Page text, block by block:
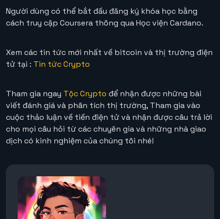
Người dùng có thể bắt đầu đăng ký khóa học bằng
cách truy cập Coursera thông qua Học viện Cardano.
Xem các tin tức mới nhất về bitcoin và thị trường điện
tử tại : Tin tức Crypto
Tham gia ngay Tộc Crypto để nhận được những bài
viết đánh giá và phân tích thị trường, Tham gia vào
cuộc thảo luận về tiền điện tử và nhận được câu trả lời
cho mọi câu hỏi từ các chuyên gia và những nhà giao
dịch có kinh nghiệm của chúng tôi nhé!